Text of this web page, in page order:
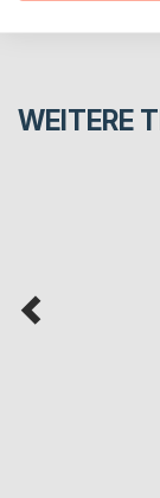
WEITERE